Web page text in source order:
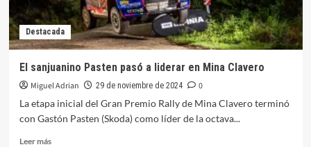
Qatar
Destacada
El sanjuanino Pasten pasó a liderar en Mina Clavero
Miguel Adrian 29 de noviembre de 2024
0
La etapa inicial del Gran Premio Rally de Mina Clavero terminó
con Gastón Pasten (Skoda) como líder de la octava...
Leer másLeer